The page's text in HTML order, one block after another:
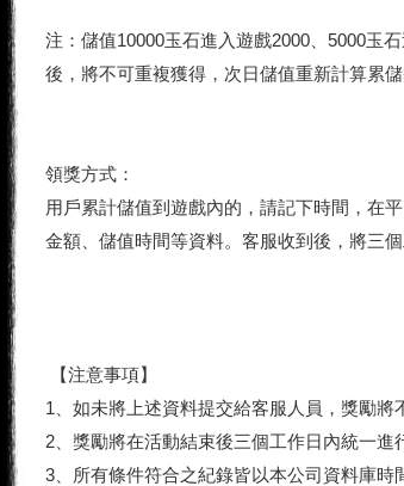
注：儲值10000玉石進入遊戲2000、5000玉
後，將不可重複獲得，次日儲值重新計算累儲
領獎方式：
用戶累計儲值到遊戲內的，請記下時間，在
金額、儲值時間等資料。客服收到後，將三
【注意事項】
1、如未將上述資料提交給客服人員，獎勵將
2、獎勵將在活動結束後三個工作日內統一進
3、所有條件符合之紀錄皆以本公司資料庫時